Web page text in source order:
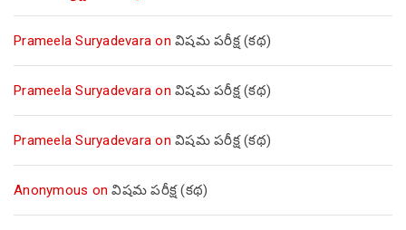
Prameela Suryadevara on విషమ పరీక్ష (క‌థ‌)
Prameela Suryadevara on విషమ పరీక్ష (క‌థ‌)
Prameela Suryadevara on విషమ పరీక్ష (క‌థ‌)
Anonymous onవిషమ పరీక్ష (క‌థ‌)